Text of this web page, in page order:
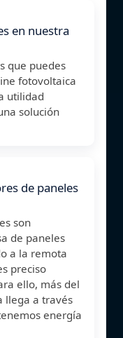
en nuestra
que puedes
fotovoltaica
utilidad
solución
de paneles
son
de paneles
a la remota
preciso
ello, más del
llega a través
energía